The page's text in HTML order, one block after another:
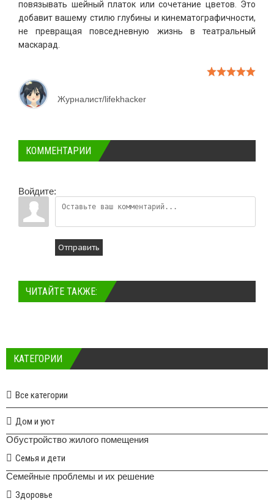
повязывать шейный платок или сочетание цветов. Это
добавит вашему стилю глубины и кинематографичности,
не превращая повседневную жизнь в театральный
маскарад.
Журналист/lifekhacker
КОММЕНТАРИИ
Войдите:
Отправить
ЧИТАЙТЕ ТАКЖЕ:
КАТЕГОРИИ
Все категории
Дом и уют
Обустройство жилого помещения
Семья и дети
Семейные проблемы и их решение
Здоровье